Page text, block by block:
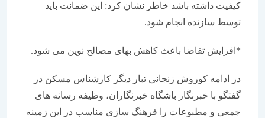
کیفیت داشته باشد خاطر نشان کرد: این ضمانت باید
توسط سازنده انجام شود.
*افزایش تقاضا باعث کاهش بهای مصالح نوین می شود.
در ادامه کوروش زنجانی تبار دیگر کارشناس مسکن در
گفتگو با خبرنگار باشگاه خبرنگاران، وظیفه رسانه های
جمعی و مطبوعات را فرهنگ سازی مناسب در این زمینه